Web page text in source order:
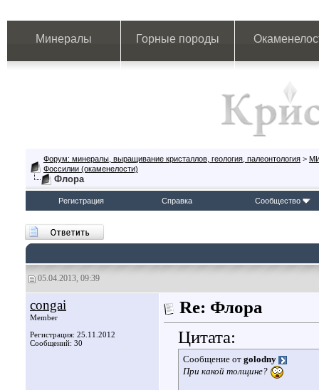
Минералы Горные породы
Форум: минералы, выращивание кристаллов, геология, палеонтология >
Фоссилии (окаменелости)
Флора
Регистрация Справка Сообщество
05.04.2013, 09:39
congai
Member
Регистрация: 25.11.2012
Сообщений: 30
Re: Флора
Цитата:
Сообщение от golodny
При какой толщине?